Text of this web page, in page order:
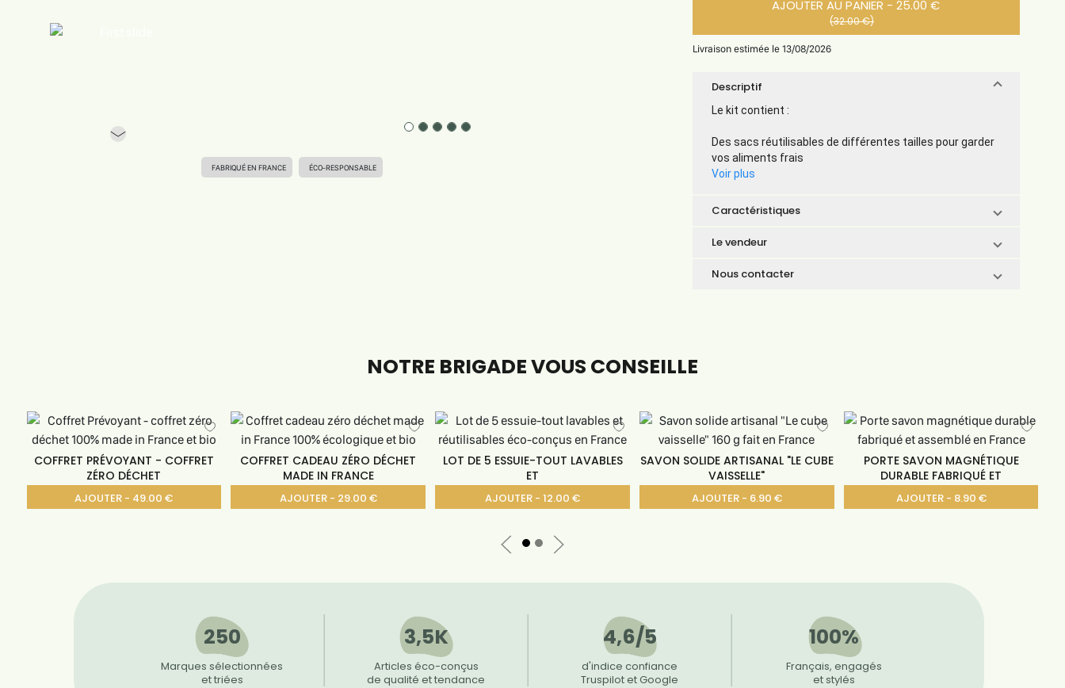
Previous
FABRIQUÉ EN FRANCE ÉCO-RESPONSABLE
AJOUTER AU PANIER - 25.00 €
(32.00 €)
Livraison estimée le 13/08/2026
Descriptif
Le kit contient :
Des sacs réutilisables de différentes tailles pour garder
vos aliments frais
Voir plus
Caractéristiques
Le vendeur
Nous contacter
NOTRE BRIGADE VOUS CONSEILLE
COFFRET PRÉVOYANT - COFFRET
ZÉRO DÉCHET
AJOUTER - 49.00 €
COFFRET CADEAU ZÉRO DÉCHET
MADE IN FRANCE
AJOUTER - 29.00 €
LOT DE 5 ESSUIE-TOUT LAVABLES
ET
AJOUTER - 12.00 €
SAVON SOLIDE ARTISANAL "LE CUBE
VAISSELLE"
AJOUTER - 6.90 €
PORTE SAVON MAGNÉTIQUE
DURABLE FABRIQUÉ ET
AJOUTER - 8.90 €
250
Marques sélectionnées
et triées
3,5K
Articles éco-conçus
de qualité et tendance
4,6/5
d'indice confiance
Truspilot et Google
100%
Français, engagés
et stylés